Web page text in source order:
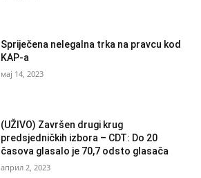
Spriječena nelegalna trka na pravcu kod
KAP-a
мај 14, 2023
(UŽIVO) Završen drugi krug
predsjedničkih izbora – CDT: Do 20
časova glasalo je 70,7 odsto glasača
април 2, 2023